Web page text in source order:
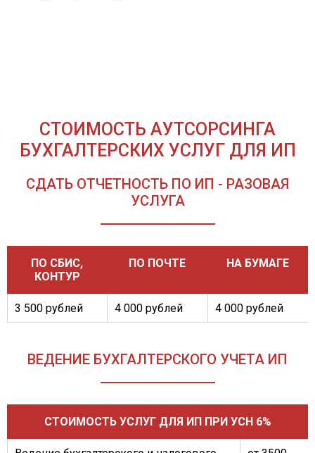
СТОИМОСТЬ АУТСОРСИНГА
БУХГАЛТЕРСКИХ УСЛУГ ДЛЯ ИП
СДАТЬ ОТЧЕТНОСТЬ ПО ИП - РАЗОВАЯ
УСЛУГА
ПО СБИС,
КОНТУР
ПО ПОЧТЕ НА БУМАГЕ
3 500 рублей 4 000 рублей 4 000 рублей
ВЕДЕНИЕ БУХГАЛТЕРСКОГО УЧЕТА ИП
СТОИМОСТЬ УСЛУГ ДЛЯ ИП ПРИ УСН 6%